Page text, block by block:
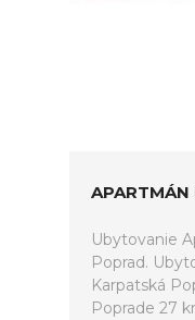
APARTMÁN
Ubytovanie
Poprad.
Karpatská
Poprade 27